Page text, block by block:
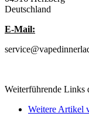
Deutschland
E-Mail:
Weiterführende Links
Weitere Artikel